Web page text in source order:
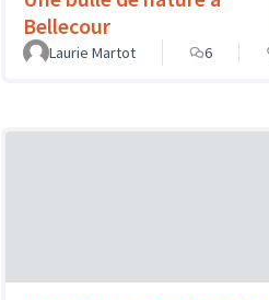
Bellecour
Laurie Martot
6